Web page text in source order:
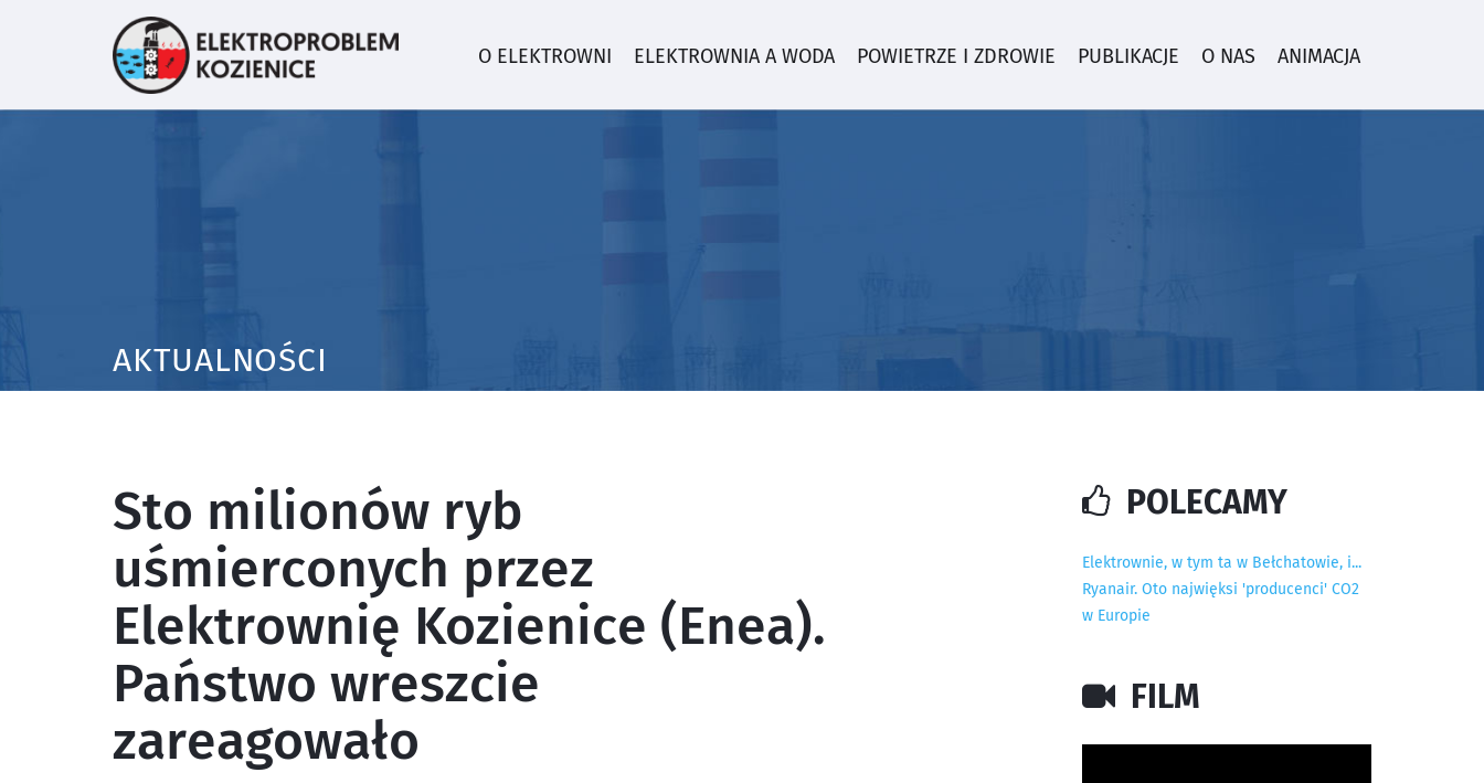
O ELEKTROWNI ELEKTROWNIA A WODA POWIETRZE I ZDROWIE PUBLIKACJE O NAS ANIMACJA
AKTUALNOŚCI
Sto milionów ryb
uśmierconych przez
Elektrownię Kozienice (Enea).
Państwo wreszcie
zareagowało
POLECAMY
Elektrownie, w tym ta w Bełchatowie, i...
Ryanair. Oto najwięksi 'producenci' CO2
w Europie
FILM